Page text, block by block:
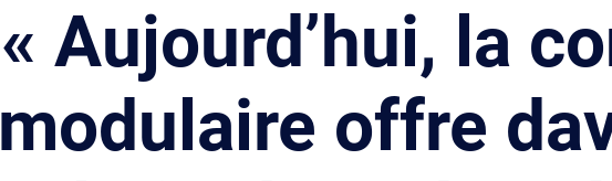
« Aujourd’hui, la
modulaire offre